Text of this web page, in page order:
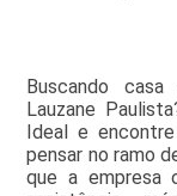
Buscando
Lauzane
Ideal e
pensar no ramo
que a empresa